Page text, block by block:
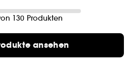
130 Produkten
ansehen